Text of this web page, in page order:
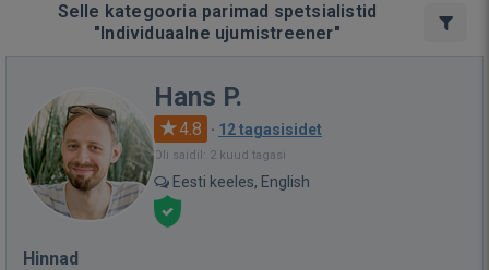
Selle kategooria parimad spetsialistid
"Individuaalne ujumistreener"
Hans P.
4.8 · 12 tagasisidet
Oli saidil: 2 kuud tagasi
Eesti keeles, English
Hinnad